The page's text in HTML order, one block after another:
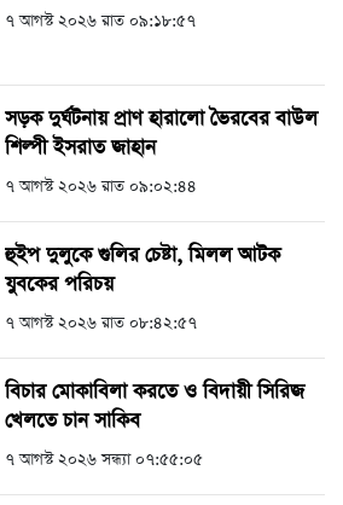
৭ আগস্ট ২০২৬ রাত ০৯:১৮:৫৭
সড়ক দুর্ঘটনায় প্রাণ হারালো ভৈরবের বাউল
শিল্পী ইসরাত জাহান
৭ আগস্ট ২০২৬ রাত ০৯:০২:৪৪
হুইপ দুলুকে গুলির চেষ্টা, ‍মিলল আটক
যুবকের পরিচয়
৭ আগস্ট ২০২৬ রাত ০৮:৪২:৫৭
বিচার মোকাবিলা করতে ও বিদায়ী সিরিজ
খেলতে চান সাকিব
৭ আগস্ট ২০২৬ সন্ধ্যা ০৭:৫৫:০৫